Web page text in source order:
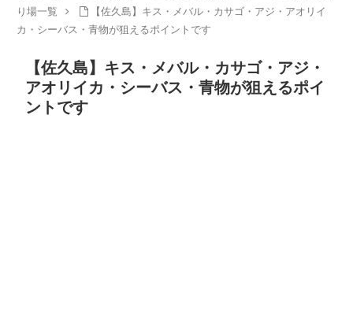
り場一覧
【佐久島】キス・メバル・カサゴ・アジ・アオリイ
カ・シーバス・青物が狙えるポイントです
【佐久島】キス・メバル・カサゴ・アジ・
アオリイカ・シーバス・青物が狙えるポイ
ントです